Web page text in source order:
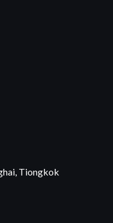
Tiongkok